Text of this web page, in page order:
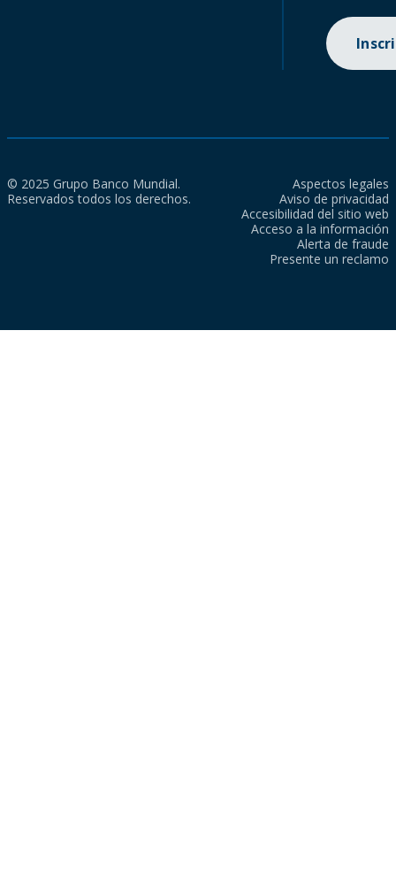
© 2025 Grupo Banco Mundial.
Reservados todos los derechos.
Aspectos legales
Aviso de privacidad
Accesibilidad del sitio web
Acceso a la información
Alerta de fraude
Presente un reclamo